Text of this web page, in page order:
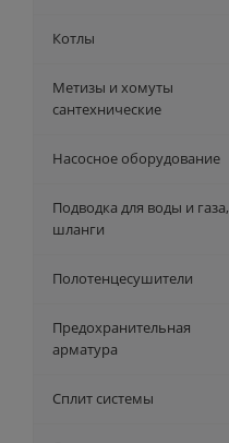
Котлы
Метизы и хомуты
сантехнические
Насосное оборудование
Подводка для воды и газа,
шланги
Полотенцесушители
Предохранительная
арматура
Сплит системы